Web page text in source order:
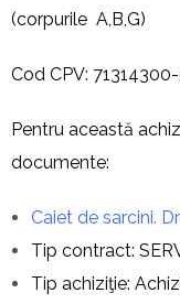
(corpurile A,B,G)
Cod CPV:
Pentru această
documente:
Caiet de sarcini.
Tip contract:
Tip achiziţie: